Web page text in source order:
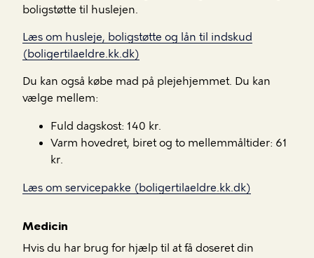
boligstøtte til huslejen.
Læs om husleje, boligstøtte og lån til indskud
(boligertilaeldre.kk.dk)
Du kan også købe mad på plejehjemmet. Du kan
vælge mellem:
Fuld dagskost: 140 kr.
Varm hovedret, biret og to mellemmåltider: 61
kr.
Læs om servicepakke (boligertilaeldre.kk.dk)
Medicin
Hvis du har brug for hjælp til at få doseret din